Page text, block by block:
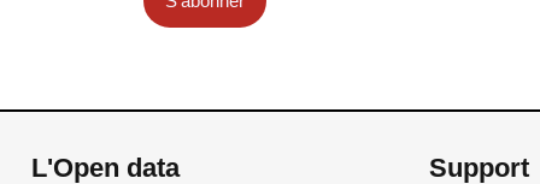
L'Open data Support